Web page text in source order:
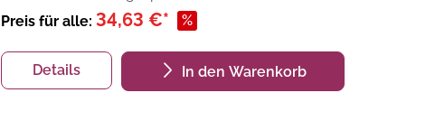
Preis für alle: 34,63 €* %
Details In den Warenkorb